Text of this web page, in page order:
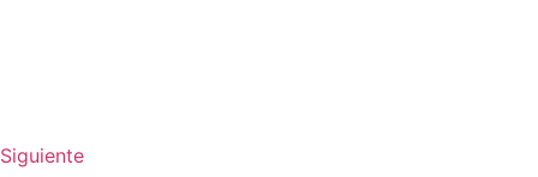
Siguiente